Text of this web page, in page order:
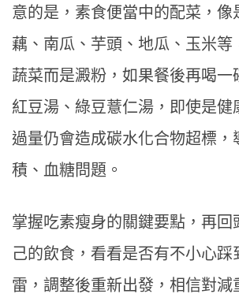
意的是，素食便當中的配菜，像
藕、南瓜、芋頭、地瓜、玉米等
蔬菜而是澱粉，如果餐後再喝一
紅豆湯、綠豆薏仁湯，即使是健
過量仍會造成碳水化合物超標，
積、血糖問題。
掌握吃素瘦身的關鍵要點，再回
己的飲食，看看是否有不小心踩
雷，調整後重新出發，相信對減